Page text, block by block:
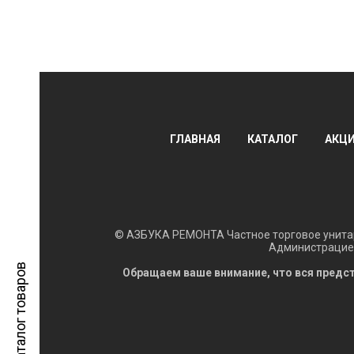
Каталог товаров
ГЛАВНАЯ КАТАЛОГ
© АЗБУКА РЕМОНТА Частное торговое
Обращаем ваше внимание, что вся